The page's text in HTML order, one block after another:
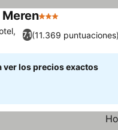
3 Estrellas
7,1(11.369 puntuaciones)
ver los precios exactos